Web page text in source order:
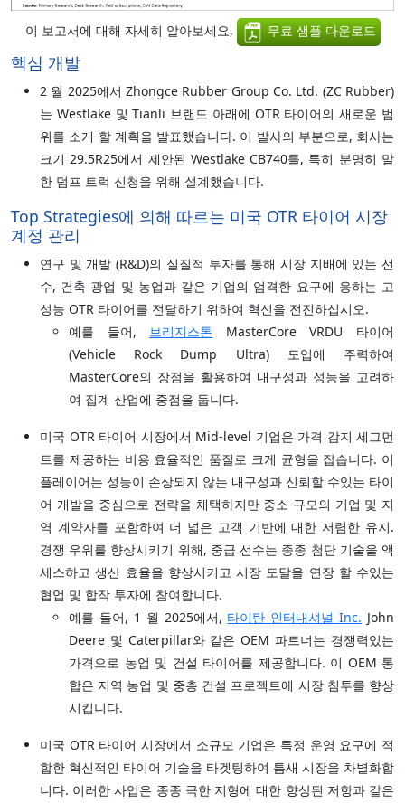
이 보고서에 대해 자세히 알아보세요, 무료 샘플 다운로드
핵심 개발
2 월 2025에서 Zhongce Rubber Group Co. Ltd. (ZC Rubber)
는 Westlake 및 Tianli 브랜드 아래에 OTR 타이어의 새로운 범
위를 소개 할 계획을 발표했습니다. 이 발사의 부분으로, 회사는
크기 29.5R25에서 제안된 Westlake CB740를, 특히 분명히 말
한 덤프 트럭 신청을 위해 설계했습니다.
Top Strategies에 의해 따르는 미국 OTR 타이어 시장
계정 관리
연구 및 개발 (R&D)의 실질적 투자를 통해 시장 지배에 있는 선
수, 건축 광업 및 농업과 같은 기업의 엄격한 요구에 응하는 고
성능 OTR 타이어를 전달하기 위하여 혁신을 전진하십시오.
예를 들어, 브리지스톤 MasterCore VRDU 타이어
(Vehicle Rock Dump Ultra) 도입에 주력하여
MasterCore의 장점을 활용하여 내구성과 성능을 고려하
여 집계 산업에 중점을 둡니다.
미국 OTR 타이어 시장에서 Mid-level 기업은 가격 감지 세그먼
트를 제공하는 비용 효율적인 품질로 크게 균형을 잡습니다. 이
플레이어는 성능이 손상되지 않는 내구성과 신뢰할 수있는 타이
어 개발을 중심으로 전략을 채택하지만 중소 규모의 기업 및 지
역 계약자를 포함하여 더 넓은 고객 기반에 대한 저렴한 유지.
경쟁 우위를 향상시키기 위해, 중급 선수는 종종 첨단 기술을 액
세스하고 생산 효율을 향상시키고 시장 도달을 연장 할 수있는
협업 및 합작 투자에 참여합니다.
예를 들어, 1 월 2025에서, 타이탄 인터내셔널 Inc. John
Deere 및 Caterpillar와 같은 OEM 파트너는 경쟁력있는
가격으로 농업 및 건설 타이어를 제공합니다. 이 OEM 통
합은 지역 농업 및 중층 건설 프로젝트에 시장 침투를 향상
시킵니다.
미국 OTR 타이어 시장에서 소규모 기업은 특정 운영 요구에 적
합한 혁신적인 타이어 기술을 타겟팅하여 틈새 시장을 차별화합
니다. 이러한 사업은 종종 극한 지형에 대한 향상된 저항과 같은